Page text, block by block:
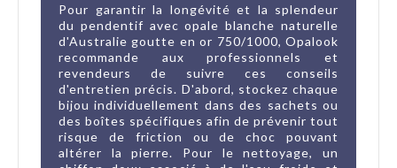
Pour garantir la longévité et la splendeur
du pendentif avec opale blanche naturelle
d'Australie goutte en or 750/1000, Opalook
recommande aux professionnels et
revendeurs de suivre ces conseils
d'entretien précis. D'abord, stockez chaque
bijou individuellement dans des sachets ou
des boîtes spécifiques afin de prévenir tout
risque de friction ou de choc pouvant
altérer la pierre. Pour le nettoyage, un